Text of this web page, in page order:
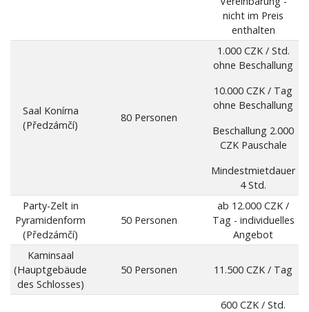
nicht im Preis
enthalten
Saal Konírna
(Předzámčí)
80 Personen
1.000 CZK / Std.
ohne Beschallung
10.000 CZK / Tag
ohne Beschallung
Beschallung 2.000
CZK Pauschale
Mindestmietdauer
4 Std.
Party-Zelt in
Pyramidenform
(Předzámčí)
50 Personen
ab 12.000 CZK /
Tag - individuelles
Angebot
Kaminsaal
(Hauptgebäude
des Schlosses)
50 Personen 11.500 CZK / Tag
600 CZK / Std.